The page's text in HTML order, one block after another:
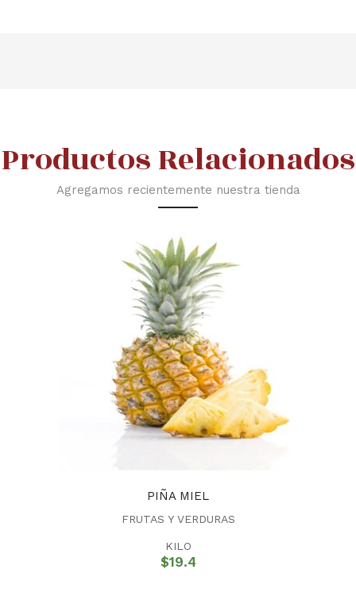
Productos Relacionados
Agregamos recientemente nuestra tienda
PIÑA MIEL
FRUTAS Y VERDURAS
KILO
$19.4